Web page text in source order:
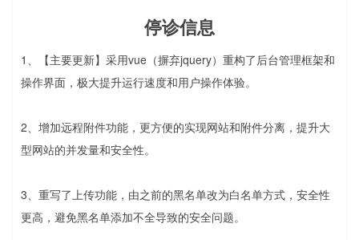
停诊信息
1、【主要更新】采用vue（摒弃jquery）重构了后台管理框架和
操作界面，极大提升运行速度和用户操作体验。
2、增加远程附件功能，更方便的实现网站和附件分离，提升大
型网站的并发量和安全性。
3、重写了上传功能，由之前的黑名单改为白名单方式，安全性
更高，避免黑名单添加不全导致的安全问题。